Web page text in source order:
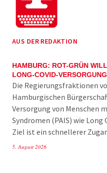
AUS DER REDAKTION
HAMBURG: ROT-GRÜN WILL
LONG-COVID-
Die Regierungsfraktionen
Hamburgischen
Versorgung von Menschen
Syndromen (PAIS) wie Long
Ziel ist ein schnellerer
5. August 2026